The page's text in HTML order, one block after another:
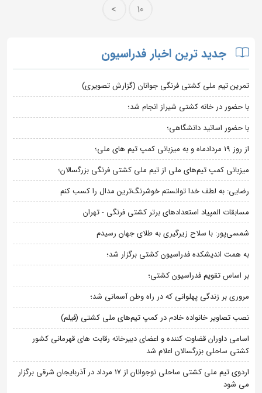
10
>
جدید ترین اخبار فدراسیون
تمرین تیم ملی کشتی فرنگی جوانان (گزارش تصویری)
با حضور در خانه کشتی شیراز انجام شد؛
با حضور اساتید دانشگاهی؛
از روز 19 مردادماه و به میزبانی کمپ تیم های ملی؛
میزبانی کمپ تیم‌های ملی از تیم ملی کشتی فرنگی بزرگسالان؛
رضایی: به لطف خدا توانستم خوشرنگ‌ترین مدال را کسب کنم
مسابقات المپیاد استعدادهای برتر کشتی فرنگی - تهران
شمسی‌پور: با سلاح زیرگیری به طلای جهان رسیدم
به همت اندیشکده فدراسیون کشتی برگزار شد؛
بر اساس تقویم فدراسیون کشتی؛
مروری بر زندگی پهلوانی که در راه وطن آسمانی شد؛
نصب تصاویر خانواده خادم در کمپ تیم‌های ملی کشتی (فیلم)
اسامی داوران قضاوت کننده و اعضای دبیرخانه رقابت های قهرمانی کشور
کشتی ساحلی بزرگسالان اعلام شد
اردوی تیم ملی کشتی ساحلی نوجوانان از 17 مرداد در آذربایجان شرقی برگزار
می شود